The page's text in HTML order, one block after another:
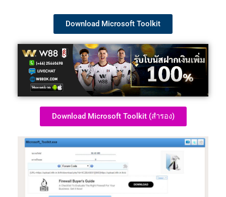
Download Microsoft Toolkit
Download Microsoft Toolkit (สำรอง)